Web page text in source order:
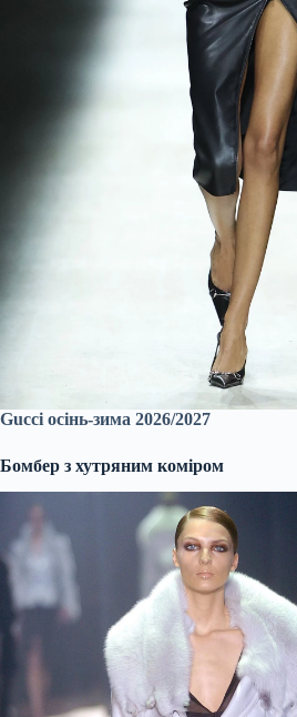
Gucci осінь-зима 2026/2027
Бомбер з хутряним коміром